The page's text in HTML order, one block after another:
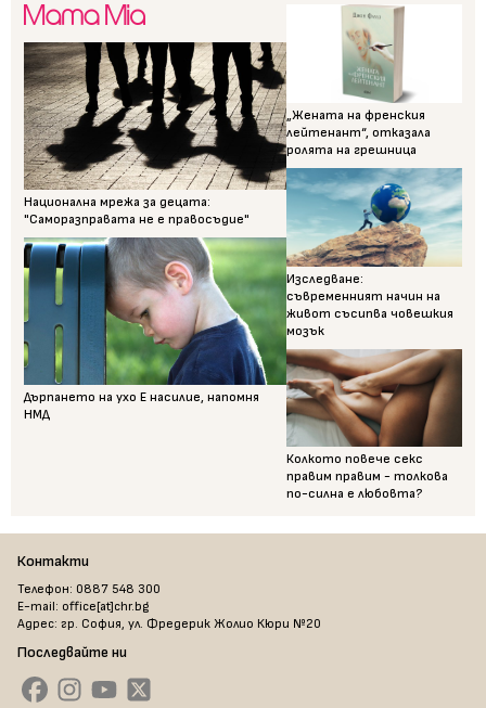
Национална мрежа за децата:
"Саморазправата не е правосъдие"
Дърпането на ухо Е насилие, напомня
НМД
„Жената на френския
лейтенант“, отказала
ролята на грешница
Изследване:
съвременният начин на
живот съсипва човешкия
мозък
Колкото повече секс
правим правим - толкова
по-силна е любовта?
Контакти
Телефон: 0887 548 300
E-mail: office[at]chr.bg
Адрес: гр. София, ул. Фредерик Жолио Кюри №20
Последвайте ни